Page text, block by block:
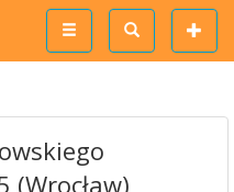
(Wrocław)